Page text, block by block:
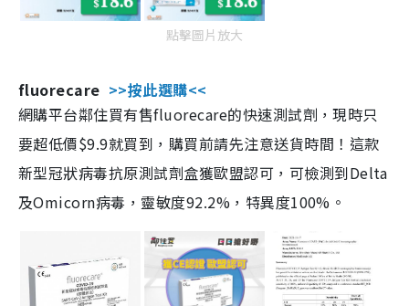
點擊圖片放大
fluorecare >>按此選購<<
網購平台鄰住買有售fluorecare的快速測試劑，現時只
要超低價$9.9就買到，購買前請先注意送貨時間！這款
新型冠狀病毒抗原測試劑盒獲歐盟認可，可檢測到Delta
及Omicorn病毒，靈敏度92.2%，特異度100%。